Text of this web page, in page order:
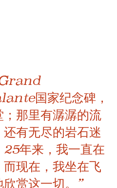
Grand
国家纪念碑，
那里有潺潺的流
有无尽的岩石迷
年来，我一直在
现在，我坐在飞
赏这一切。”